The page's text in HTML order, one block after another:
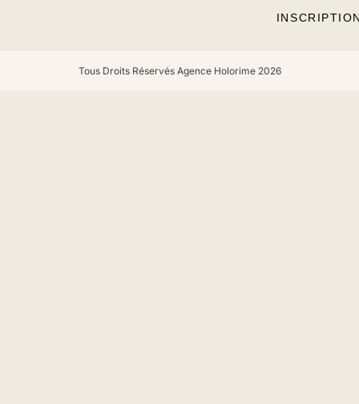
Tous Droits Réservés Agence Holorime 2026